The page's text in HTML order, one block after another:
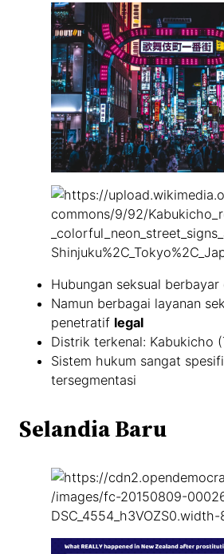
Hubungan seksual berbayar
Namun berbagai layanan
penetratif legal
Distrik terkenal: Kabukicho
Sistem hukum sangat
tersegmentasi
Selandia Baru